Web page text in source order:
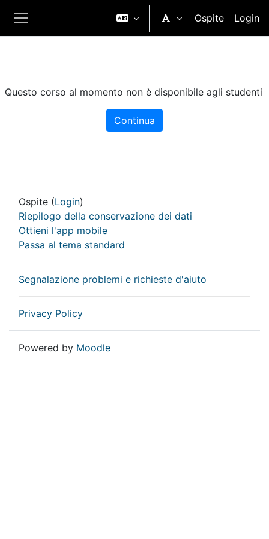
Pannello laterale
Ospite Login
Questo corso al momento non è disponibile agli studenti
Continua
Ospite (Login)
Riepilogo della conservazione dei dati
Ottieni l'app mobile
Passa al tema standard
Segnalazione problemi e richieste d'aiuto
Privacy Policy
Powered by Moodle